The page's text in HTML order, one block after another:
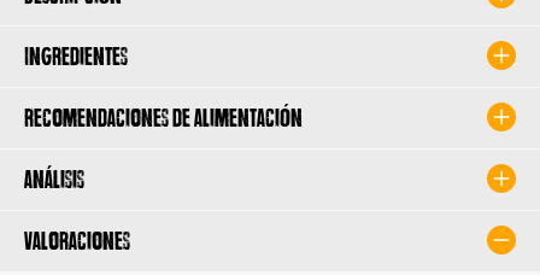
Ingredientes
Recomendaciones de alimentación
Análisis
Valoraciones